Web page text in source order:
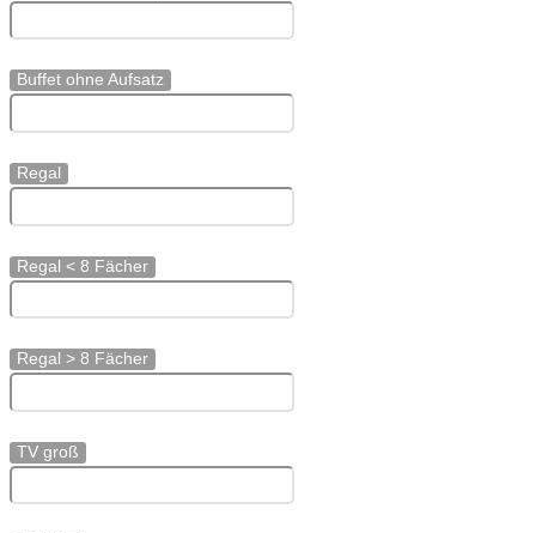
Buffet ohne Aufsatz
Regal
Regal < 8 Fächer
Regal > 8 Fächer
TV groß